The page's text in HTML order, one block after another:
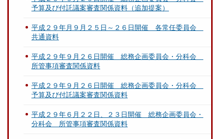
予算及び付託議案審査関係資料（追加提案）
平成２９年月９月２５日～２６日開催 各常任委員会
共通資料
平成２９年９月２６日開催 総務企画委員会・分科会
所管事項審査関係資料
平成２９年９月２６日開催 総務企画委員会・分科会
予算及び付託議案審査関係資料
平成２９年６月２２日、２３日開催 総務企画委員会・
分科会 所管事項審査関係資料